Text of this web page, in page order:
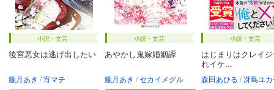
小説・文芸
後宮悪女は逃げ出したい
朧月あき 宵マチ
小説・文芸
あやかし鬼嫁婚姻譚
朧月あき セカイメグル
小説・文芸
はじまりはクレイ
れイケ...
森田あひる 冴島ユ